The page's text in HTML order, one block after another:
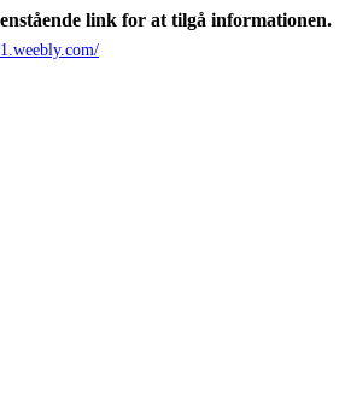
link for at tilgå informationen.